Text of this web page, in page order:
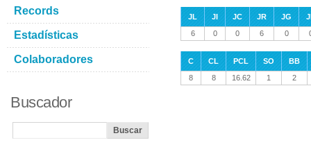
JL JI JC JR JG
6
0 0 6 0
C CL PCL SO
BB
8
8 16.62 1 2
Records
Estadísticas
Colaboradores
Buscador